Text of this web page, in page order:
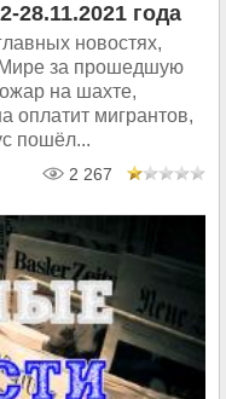
28.11.2021 года
новостях,
за прошедшую
на шахте,
оплатит мигрантов,
пошёл...
2 267